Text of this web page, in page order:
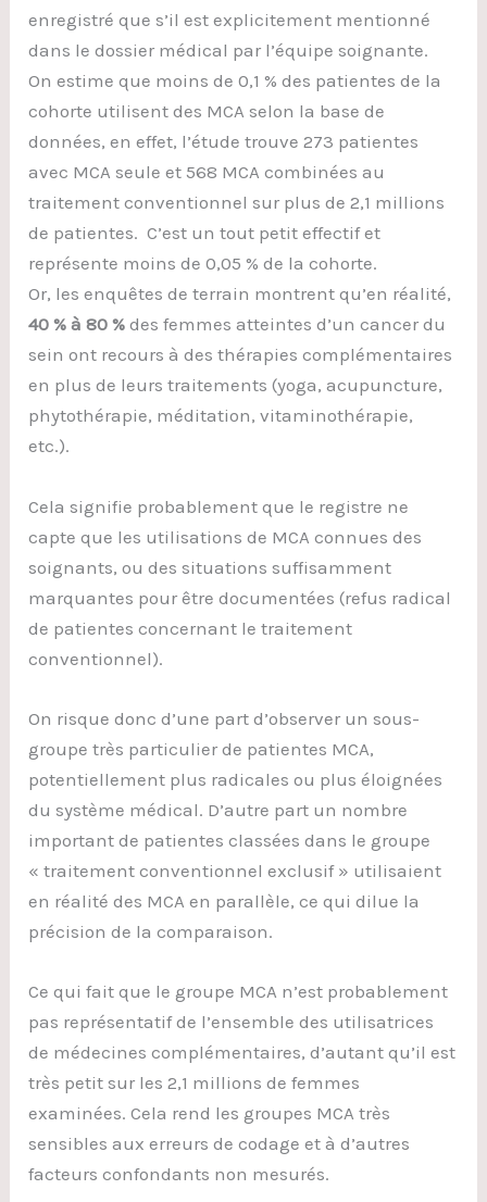
enregistré que s’il est explicitement mentionné
dans le dossier médical par l’équipe soignante.
On estime que moins de 0,1 % des patientes de la
cohorte utilisent des MCA selon la base de
données, en effet, l’étude trouve 273 patientes
avec MCA seule et 568 MCA combinées au
traitement conventionnel sur plus de 2,1 millions
de patientes. C’est un tout petit effectif et
représente moins de 0,05 % de la cohorte.
Or, les enquêtes de terrain montrent qu’en réalité,
40 % à 80 % des femmes atteintes d’un cancer du
sein ont recours à des thérapies complémentaires
en plus de leurs traitements (yoga, acupuncture,
phytothérapie, méditation, vitaminothérapie,
etc.).
Cela signifie probablement que le registre ne
capte que les utilisations de MCA connues des
soignants, ou des situations suffisamment
marquantes pour être documentées (refus radical
de patientes concernant le traitement
conventionnel).
On risque donc d’une part d’observer un sous-
groupe très particulier de patientes MCA,
potentiellement plus radicales ou plus éloignées
du système médical. D’autre part un nombre
important de patientes classées dans le groupe
« traitement conventionnel exclusif » utilisaient
en réalité des MCA en parallèle, ce qui dilue la
précision de la comparaison.
Ce qui fait que le groupe MCA n’est probablement
pas représentatif de l’ensemble des utilisatrices
de médecines complémentaires, d’autant qu’il est
très petit sur les 2,1 millions de femmes
examinées. Cela rend les groupes MCA très
sensibles aux erreurs de codage et à d’autres
facteurs confondants non mesurés.